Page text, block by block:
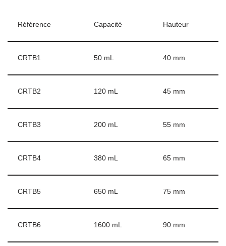
Référence Capacité Hauteur
CRTB1 50 mL 40 mm
CRTB2 120 mL 45 mm
CRTB3 200 mL 55 mm
CRTB4 380 mL 65 mm
CRTB5 650 mL 75 mm
CRTB6 1600 mL 90 mm